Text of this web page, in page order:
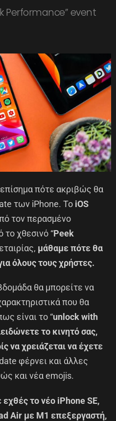
Performance” event
πότε ακριβώς θα
των iPhone. Το iOS
τον περασμένο
το χθεσινό “Peek
μάθαμε πότε θα
όλους τους χρήστες.
θα μπορείτε να
που θα
είναι το “unlock with
το κινητό σας,
να χρειάζεται να έχετε
φέρνει και άλλες
και νέα emojis.
το νέο iPhone SE,
Air με M1 επεξεργαστή,